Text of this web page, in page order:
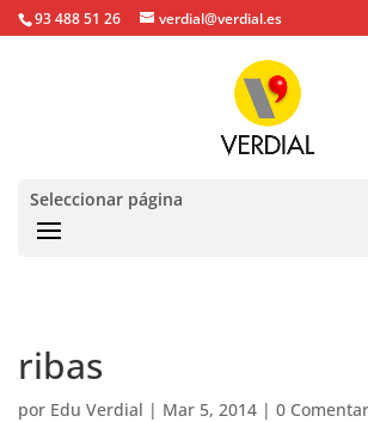
93 488 51 26 verdial@verdial.es
Seleccionar página
ribas
por Edu Verdial | Mar 5, 2014 | 0